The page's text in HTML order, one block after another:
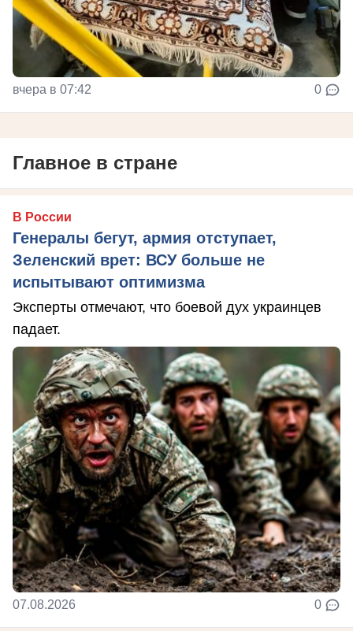
вчера в 07:42 0
Главное в стране
В России
Генералы бегут, армия отступает,
Зеленский врет: ВСУ больше не
испытывают оптимизма
Эксперты отмечают, что боевой дух украинцев
падает.
07.08.2026 0